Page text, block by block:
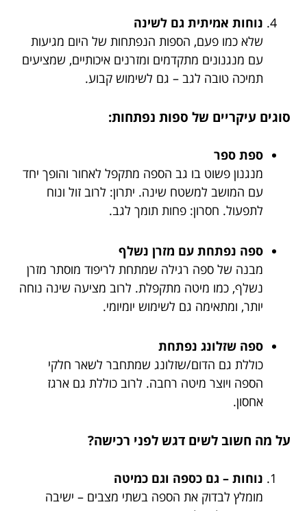
נוחות אמיתית גם לשינה
שלא כמו פעם, הספות הנפתחות של היום מגיעות
עם מנגנונים מתקדמים ומזרנים איכותיים, שמציעים
תמיכה טובה לגב – גם לשימוש קבוע.
סוגים עיקריים של ספות נפתחות:
ספת ספר
מנגנון פשוט בו גב הספה מתקפל לאחור והופך יחד
עם המושב למשטח שינה. יתרון: לרוב זול ונוח
לתפעול. חסרון: פחות תומך לגב.
ספה נפתחת עם מזרן נשלף
מבנה של ספה רגילה שמתחת לריפוד מוסתר מזרן
נשלף, כמו מיטה מתקפלת. לרוב מציעה שינה נוחה
יותר, ומתאימה גם לשימוש יומיומי.
ספה שזלונג נפתחת
כוללת גם הדום/שזלונג שמתחבר לשאר חלקי
הספה ויוצר מיטה רחבה. לרוב כוללת גם ארגז
אחסון.
על מה חשוב לשים דגש לפני רכישה?
נוחות – גם כספה וגם כמיטה
מומלץ לבדוק את הספה בשתי מצבים – ישיבה